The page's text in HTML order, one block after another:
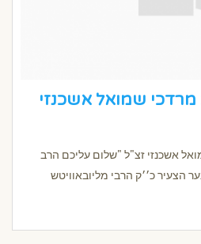
מרדכי שמואל אשכנזי
אשכנזי זצ"ל "שלום עליכם הרב
הצעיר כ׳׳ק הרבי מליובאוויטש